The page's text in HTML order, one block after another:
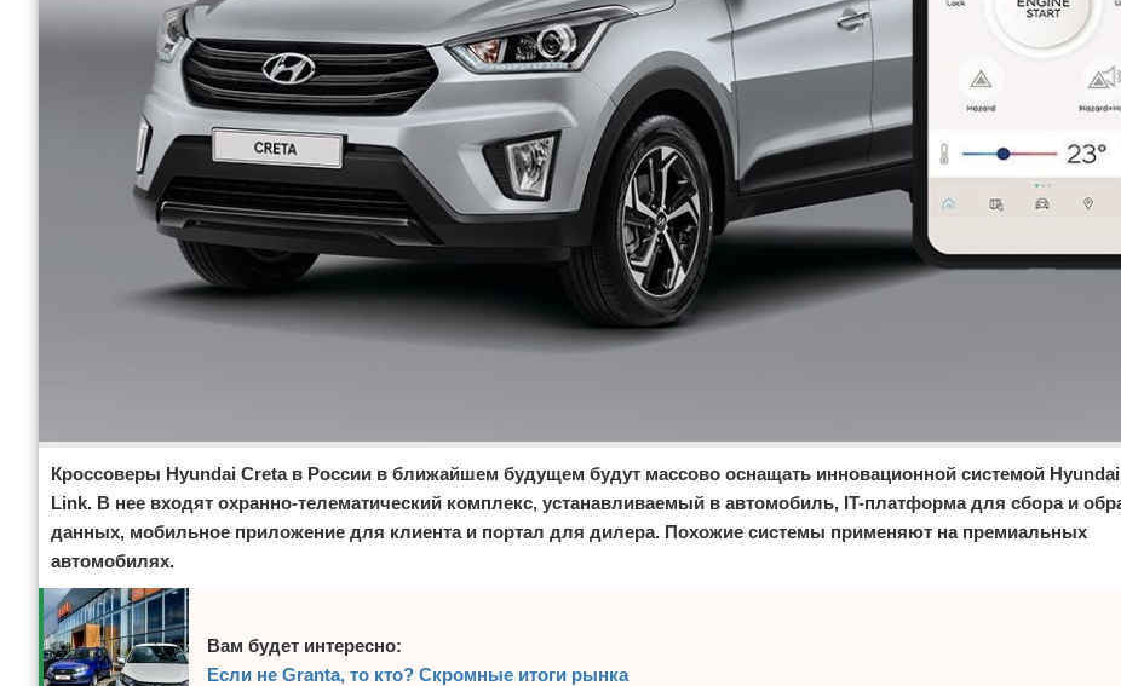
Кроссоверы Hyundai Creta в России в ближайшем будущем будут массово оснащать инновационной системой
Link. В нее входят охранно-телематический комплекс, устанавливаемый в автомобиль, IT-платформа для сбора и
данных, мобильное приложение для клиента и портал для дилера. Похожие системы применяют на премиальных
автомобилях.
Вам будет интересно:
Если не Granta, то кто? Скромные итоги рынка